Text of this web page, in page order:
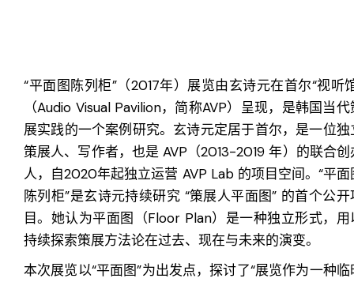
“平面图陈列柜”（2017年）展览由玄诗元在首尔“视听
（Audio Visual Pavilion，简称AVP）呈现，是韩国当代
展实践的一个案例研究。玄诗元定居于首尔，是一位独
策展人、写作者，也是 AVP（2013-2019 年）的联合创
人，自2020年起独立运营 AVP Lab 的项目空间。“平面
陈列柜”是玄诗元持续研究 “策展人平面图” 的首个公开
目。 她认为平面图（Floor Plan）是一种独立形式，用
持续探索策展方法论在过去、现在与未来的演变。
本次展览以“平面图”为出发点，探讨了“展览作为一种临